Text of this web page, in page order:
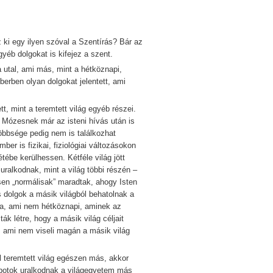
egy ilyen szóval a Szentírás? Bár az
dolgokat is kifejez a szent.
ami más, mint a hétköznapi,
olyan dolgokat jelentett, ami
mint a teremtett világ egyéb részei.
már az isteni hívás után is
pedig nem is találkozhat
is fizikai, fiziológiai változásokon
kerülhessen. Kétféle világ jött
mint a világ többi részén –
„normálisak” maradtak, ahogy Isten
a másik világból behatolnak a
ami nem hétköznapi, aminek az
létre, hogy a másik világ céljait
nem viseli magán a másik világ
világ egészen más, akkor
uralkodnak a világegyetem más